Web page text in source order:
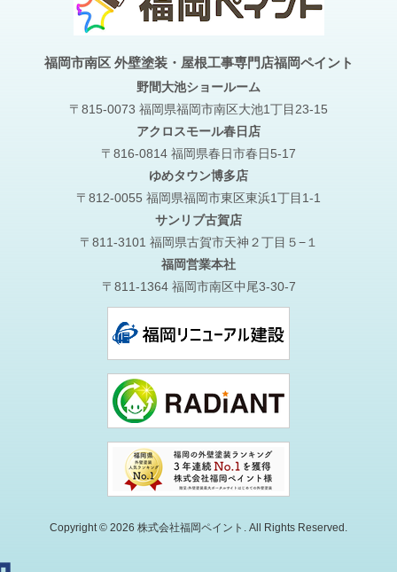
福岡市南区 外壁塗装・屋根工事専門店福岡ペイント
野間大池ショールーム
〒815-0073 福岡県福岡市南区大池1丁目23-15
アクロスモール春日店
〒816-0814 福岡県春日市春日5-17
ゆめタウン博多店
〒812-0055 福岡県福岡市東区東浜1丁目1-1
サンリブ古賀店
〒811-3101 福岡県古賀市天神２丁目５−１
福岡営業本社
〒811-1364 福岡市南区中尾3-30-7
Copyright © 2026 株式会社福岡ペイント. All Rights Reserved.